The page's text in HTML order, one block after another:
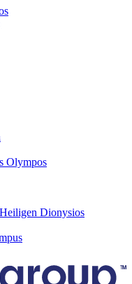
Olympos
Dionysios